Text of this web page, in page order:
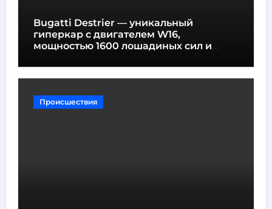
Bugatti Destrier — уникальный
гиперкар с двигателем W16,
мощностью 1600 лошадиных сил и
Происшествия